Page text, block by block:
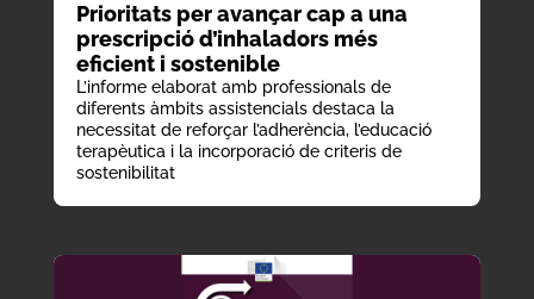
Prioritats per avançar cap a una
prescripció d’inhaladors més
eficient i sostenible
L’informe elaborat amb professionals de
diferents àmbits assistencials destaca la
necessitat de reforçar l’adherència, l’educació
terapèutica i la incorporació de criteris de
sostenibilitat